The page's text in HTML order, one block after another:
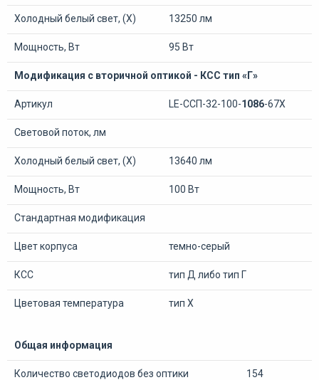
Холодный белый свет, (Х) 13250 лм
Мощность, Вт 95 Вт
Модификация с вторичной оптикой - КСС тип «Г»
Артикул LE-ССП-32-100-1086-67Х
Световой поток, лм
Холодный белый свет, (Х) 13640 лм
Мощность, Вт 100 Вт
Стандартная модификация
Цвет корпуса темно-серый
КСС тип Д либо тип Г
Цветовая температура тип Х
Общая информация
Количество светодиодов без оптики 154